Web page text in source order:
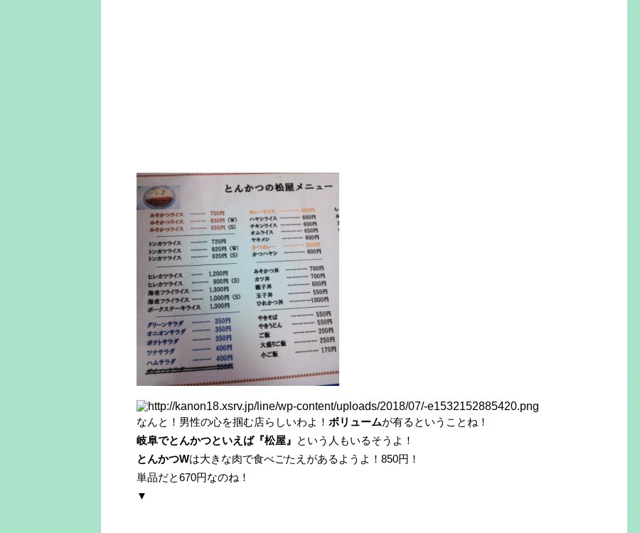
なんと！男性の心を掴む店らしいわよ！ ボリュームが有るということね！
岐阜でとんかつといえば『松屋』 という人もいるそうよ！
とんかつWは大きな肉で食べごたえがあるようよ！850円！
単品だと670円なのね！
▼